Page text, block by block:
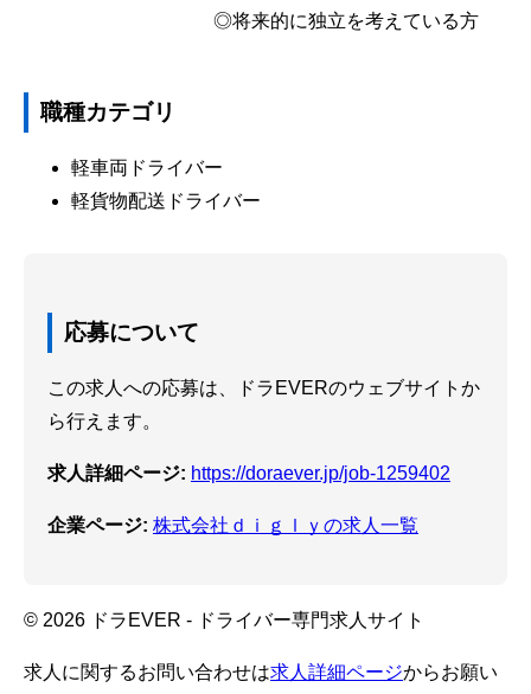
◎将来的に独立を考えている方
職種カテゴリ
軽車両ドライバー
軽貨物配送ドライバー
応募について
この求人への応募は、ドラEVERのウェブサイトか
ら行えます。
求人詳細ページ: https://doraever.jp/job-1259402
企業ページ: 株式会社ｄｉｇｌｙの求人一覧
© 2026 ドラEVER - ドライバー専門求人サイト
求人に関するお問い合わせは求人詳細ページからお願い